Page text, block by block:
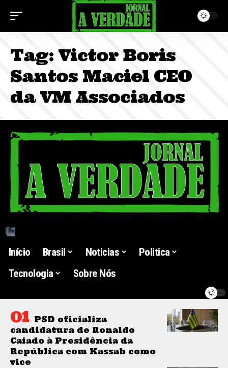
Tag: Victor Boris
Santos Maciel CEO
da VM Associados
Início Brasil Noticias
Politica
Tecnologia
Sobre Nós
PSD oficializa
candidatura de Ronaldo
Caiado à Presidência da
República com Kassab como
vice